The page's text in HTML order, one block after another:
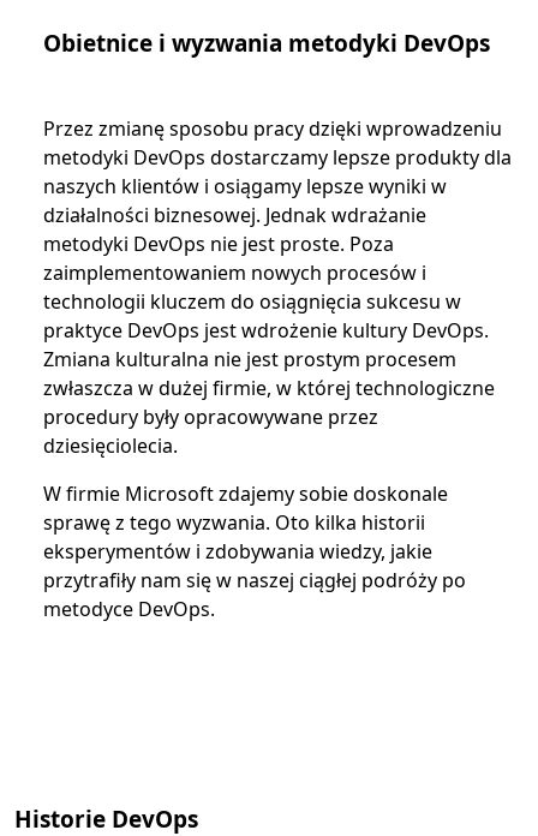
Obietnice i wyzwania metodyki DevOps
Przez zmianę sposobu pracy dzięki wprowadzeniu
metodyki DevOps dostarczamy lepsze produkty dla
naszych klientów i osiągamy lepsze wyniki w
działalności biznesowej. Jednak wdrażanie
metodyki DevOps nie jest proste. Poza
zaimplementowaniem nowych procesów i
technologii kluczem do osiągnięcia sukcesu w
praktyce DevOps jest wdrożenie kultury DevOps.
Zmiana kulturalna nie jest prostym procesem
zwłaszcza w dużej firmie, w której technologiczne
procedury były opracowywane przez
dziesięciolecia.
W firmie Microsoft zdajemy sobie doskonale
sprawę z tego wyzwania. Oto kilka historii
eksperymentów i zdobywania wiedzy, jakie
przytrafiły nam się w naszej ciągłej podróży po
metodyce DevOps.
Historie DevOps